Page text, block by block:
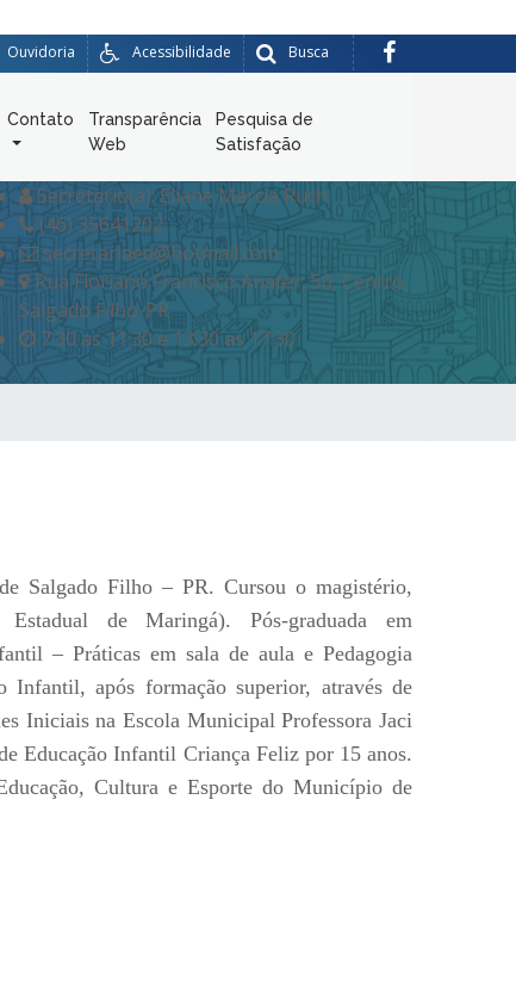
Busca
Acessibilidade
Ouvidoria
Contato
Transparência
Web
Pesquisa de
Satisfação
Secretario(a): Eliane Marcia Ruch
(46) 35641202
secretariaed@hotmail.com
Rua Floriano Francisco Anater, 50, Centro,
Salgado Filho-PR
7:30 as 11:30 e 13:30 as 17:30
Salgado Filho – PR. Cursou o magistério,
de Maringá). Pós-graduada em
– Práticas em sala de aula e Pedagogia
após formação superior, através de
Iniciais na Escola Municipal Professora Jaci
Educação Infantil Criança Feliz por 15 anos.
Cultura e Esporte do Município de